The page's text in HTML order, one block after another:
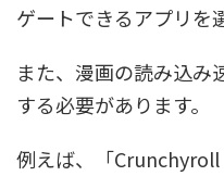
ゲートできるアプリを
また、漫画の読み込み
する必要があります。
例えば、「